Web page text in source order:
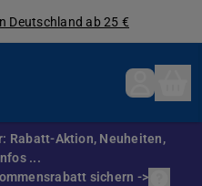
Deutschland ab 25 €
Rabatt-Aktion, Neuheiten,
...
sichern ->